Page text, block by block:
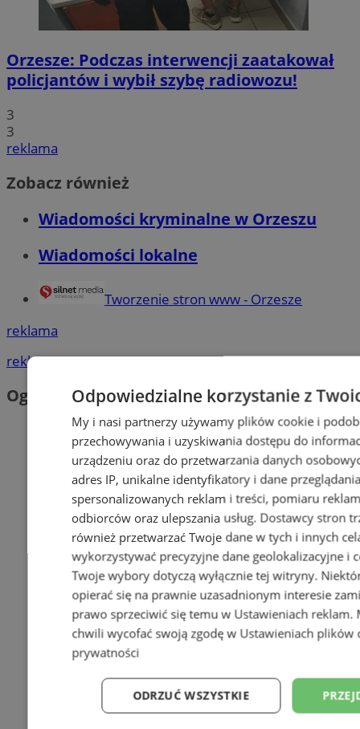
Orzesze: Podczas interwencji zaatakował
policjantów i wybił szybę radiowozu!
3
3
reklama
Zobacz również
Wiadomości kryminalne w Orzeszu
Wiadomości lokalne
Tworzenie stron www - Orzesze
reklama
reklama
OgłoszeniaOdpowiedzialne korzystanie z
My i nasi partnerzy używamy plików cookie i
przechowywania i uzyskiwania dostępu do
urządzeniu oraz do przetwarzania danych
adres IP, unikalne identyfikatory i dane
spersonalizowanych reklam i treści, pomiaru
odbiorców oraz ulepszania usług. Dostawcy stron
również przetwarzać Twoje dane w tych i innych
wykorzystywać precyzyjne dane geolokalizacyjne i
Twoje wybory dotyczą wyłącznie tej witryny.
opierać się na prawnie uzasadnionym interesie
prawo sprzeciwić się temu w Ustawieniach reklam.
chwili wycofać swoją zgodę w Ustawieniach plików
prywatności
ODRZUĆ WSZYSTKIE